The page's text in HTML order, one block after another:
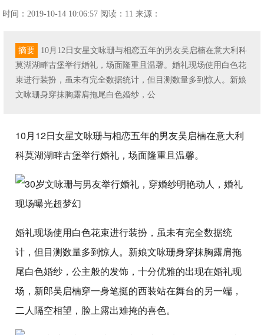
时间：2019-10-14 10:06:57 阅读：11 来源：
摘要
10月12日女星文咏珊与相恋五年的男友吴启楠在意大利科
莫湖湖畔古堡举行婚礼，场面隆重且温馨。婚礼现场使用白色花
束进行装扮，虽未有完全数据统计，但目测数量多到惊人。新娘
文咏珊身穿抹胸露肩拖尾白色婚纱，公
10月12日女星文咏珊与相恋五年的男友吴启楠在意大利
科莫湖湖畔古堡举行婚礼，场面隆重且温馨。
婚礼现场使用白色花束进行装扮，虽未有完全数据统
计，但目测数量多到惊人。新娘文咏珊身穿抹胸露肩拖
尾白色婚纱，公主般的发饰，十分优雅的出现在婚礼现
场，新郎吴启楠穿一身笔挺的西装站在舞台的另一端，
二人隔空相望，脸上露出难掩的喜色。